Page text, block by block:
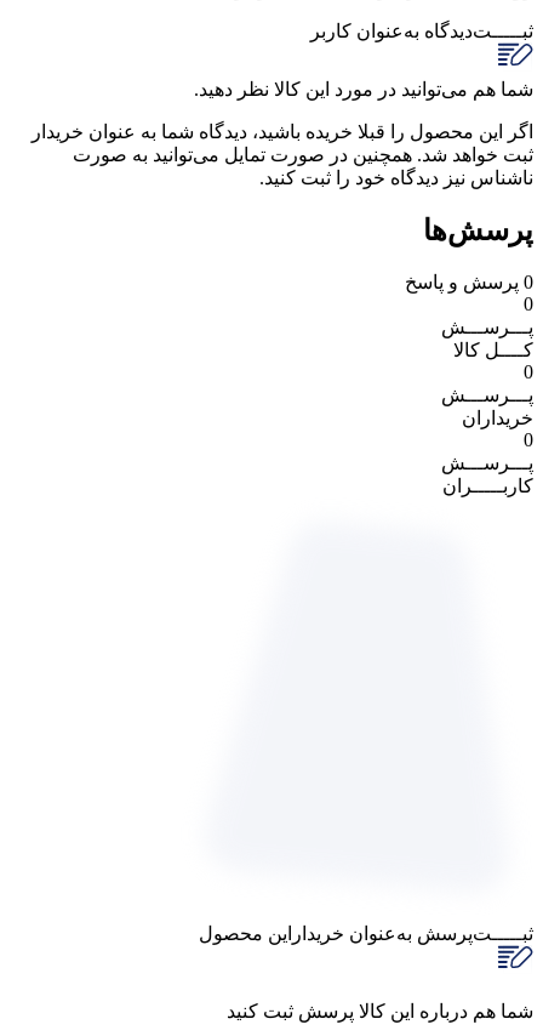
ثبـــــت‌دیدگاه به‌عنوان کاربر
شما هم می‌توانید در مورد این کالا نظر دهید.
اگر این محصول را قبلا خریده باشید، دیدگاه شما به عنوان خریدار
ثبت خواهد شد. همچنین در صورت تمایل می‌توانید به صورت
ناشناس نیز دیدگاه خود را ثبت کنید.
پرسش‌ها
0 پرسش و پاسخ
0
پـــرســـش
کــــل کالا
0
پـــرســـش
خریداران
0
پـــرســـش
کاربـــــران
ثبـــــت‌پرسش به‌عنوان ‌خریدار‌این‌ محصول
شما هم درباره این کالا پرسش ثبت کنید